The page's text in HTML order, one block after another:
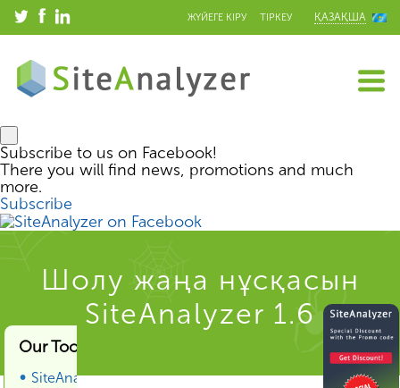
ЖҮЙЕГЕ КІРУ ТІРКЕУ ҚАЗАҚША
Subscribe to us on Facebook!
There you will find news, promotions and much
more.
Subscribe
Our Tools & Services
SiteAnalyzer
Шолу жаңа нұсқасын
SiteAnalyzer 1.6